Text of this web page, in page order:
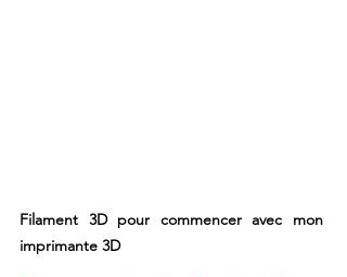
Filament 3D pour commencer avec mon
imprimante 3D